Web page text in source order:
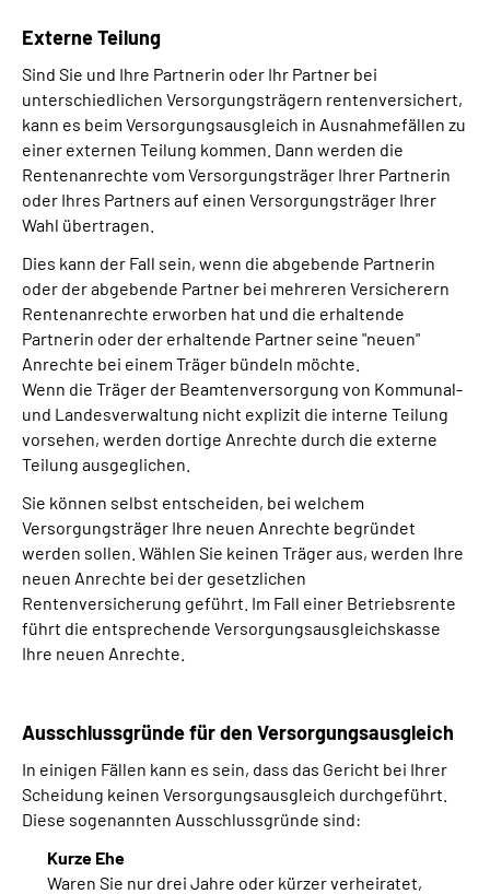
Externe Teilung
Sind Sie und Ihre Partnerin oder Ihr Partner bei
unterschiedlichen Versorgungsträgern rentenversichert,
kann es beim Versorgungsausgleich in Ausnahmefällen zu
einer externen Teilung kommen. Dann werden die
Rentenanrechte vom Versorgungsträger Ihrer Partnerin
oder Ihres Partners auf einen Versorgungsträger Ihrer
Wahl übertragen.
Dies kann der Fall sein, wenn die abgebende Partnerin
oder der abgebende Partner bei mehreren Versicherern
Rentenanrechte erworben hat und die erhaltende
Partnerin oder der erhaltende Partner seine "neuen"
Anrechte bei einem Träger bündeln möchte.
Wenn die Träger der Beamtenversorgung von Kommunal-
und Landesverwaltung nicht explizit die interne Teilung
vorsehen, werden dortige Anrechte durch die externe
Teilung ausgeglichen.
Sie können selbst entscheiden, bei welchem
Versorgungsträger Ihre neuen Anrechte begründet
werden sollen. Wählen Sie keinen Träger aus, werden Ihre
neuen Anrechte bei der gesetzlichen
Rentenversicherung geführt. Im Fall einer Betriebsrente
führt die entsprechende Versorgungsausgleichskasse
Ihre neuen Anrechte.
Ausschlussgründe für den Versorgungsausgleich
In einigen Fällen kann es sein, dass das Gericht bei Ihrer
Scheidung keinen Versorgungsausgleich durchgeführt.
Diese sogenannten Ausschlussgründe sind:
Kurze Ehe
Waren Sie nur drei Jahre oder kürzer verheiratet,